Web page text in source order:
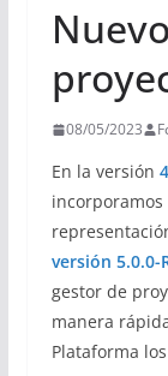
08/05/2023
En la versión
versión 5.0.0-
gestor de
manera
Plataforma